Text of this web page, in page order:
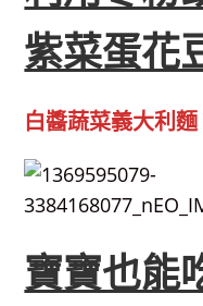
紫菜蛋花
白醬蔬菜義大利麵
寶寶也能